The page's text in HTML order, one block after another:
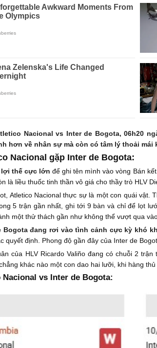
Nacional vs Inter de Bogota, 06h20
hơn về nhân sự mà còn có tâm lý thoải
Nacional gặp Inter de Bogota:
lợi thế cực lớnđể ghi tên mình vào vòng Bán
là liều thuốc tinh thần vô giá cho thầy trò HLV
Atletico Nacional thực sự là một con quái
5 trận gần nhất, ghi tới 9 bàn và chỉ để lọt
một thử thách gần như không thể vượt qua
Bogota đang rơi vào tình cảnh cực kỳ khó
quyết định. Phong độ gần đây của Inter de
của HLV Ricardo Valiño đang có chuỗi 2
khác nào một con dao hai lưỡi, khi hàng
vs Inter de Bogota: